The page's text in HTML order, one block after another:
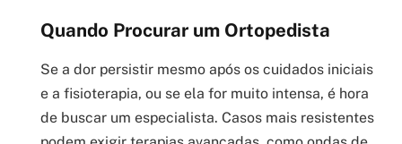
Quando Procurar um Ortopedista
Se a dor persistir mesmo após os cuidados iniciais
e a fisioterapia, ou se ela for muito intensa, é hora
de buscar um especialista. Casos mais resistentes